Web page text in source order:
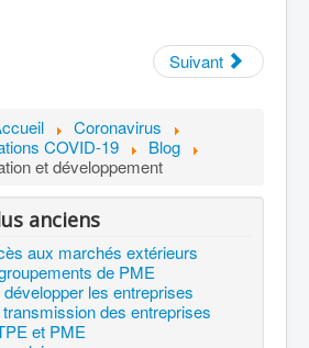
Suivant
Coronavirus
COVID-19
Blog
et développement
anciens
aux marchés extérieurs
de PME
les entreprises
des entreprises
et PME